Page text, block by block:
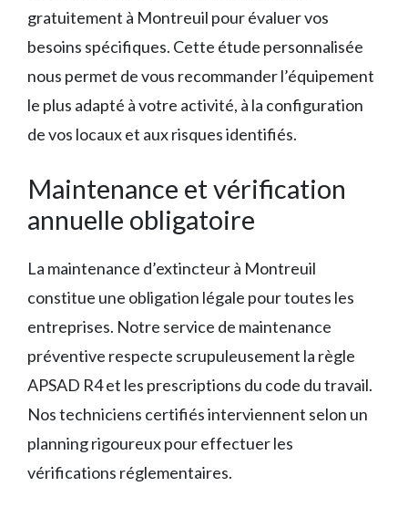
gratuitement à Montreuil pour évaluer vos
besoins spécifiques. Cette étude personnalisée
nous permet de vous recommander l’équipement
le plus adapté à votre activité, à la configuration
de vos locaux et aux risques identifiés.
Maintenance et vérification
annuelle obligatoire
La maintenance d’extincteur à Montreuil
constitue une obligation légale pour toutes les
entreprises. Notre service de maintenance
préventive respecte scrupuleusement la règle
APSAD R4 et les prescriptions du code du travail.
Nos techniciens certifiés interviennent selon un
planning rigoureux pour effectuer les
vérifications réglementaires.